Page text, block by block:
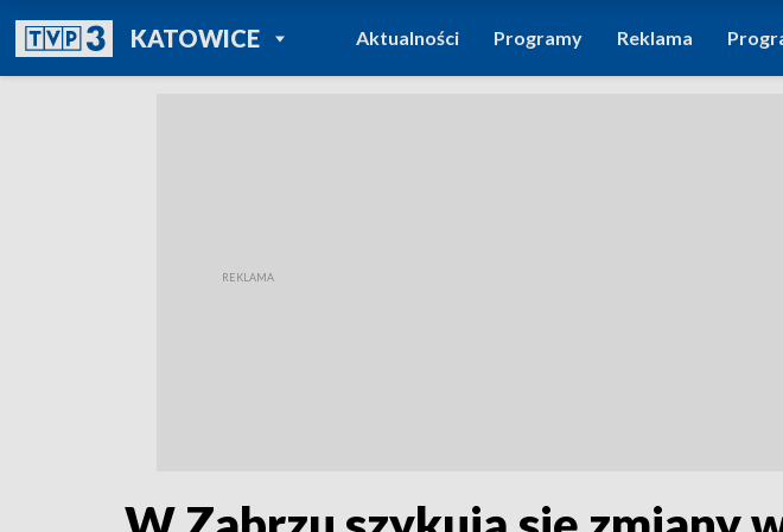
KATOWICEPOWRÓT DO
TVP REGIONY
Aktualności Programy Reklama